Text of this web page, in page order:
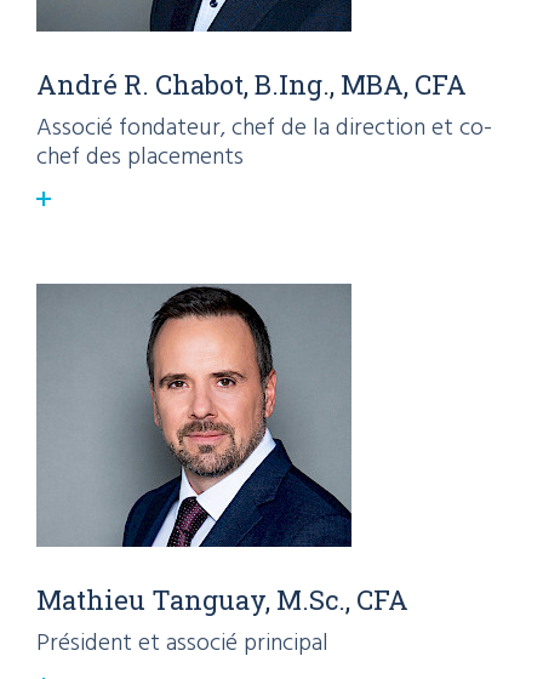
André R. Chabot, B.Ing., MBA, CFA
Associé fondateur, chef de la direction et co-
chef des placements
Mathieu Tanguay, M.Sc., CFA
Président et associé principal